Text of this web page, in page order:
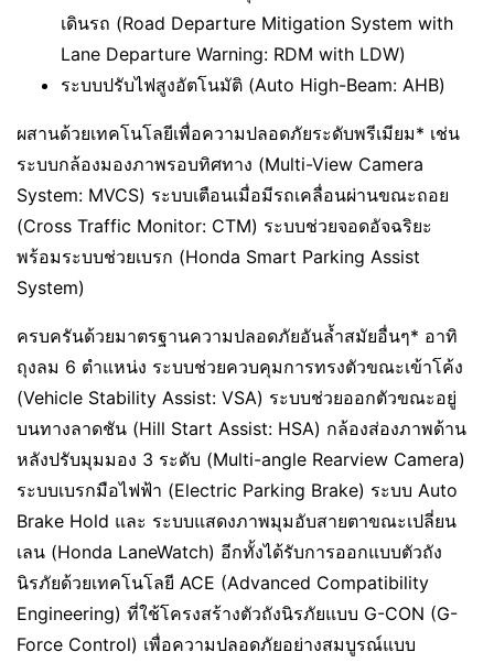
เดินรถ (Road Departure Mitigation System with
Lane Departure Warning: RDM with LDW)
ระบบปรับไฟสูงอัตโนมัติ (Auto High-Beam: AHB)
ผสานด้วยเทคโนโลยีเพื่อความปลอดภัยระดับพรีเมียม* เช่น
ระบบกล้องมองภาพรอบทิศทาง (Multi-View Camera
System: MVCS) ระบบเตือนเมื่อมีรถเคลื่อนผ่านขณะถอย
(Cross Traffic Monitor: CTM) ระบบช่วยจอดอัจฉริยะ
พร้อมระบบช่วยเบรก (Honda Smart Parking Assist
System)
ครบครันด้วยมาตรฐานความปลอดภัยอันล้ำสมัยอื่นๆ* อาทิ
ถุงลม 6 ตำแหน่ง ระบบช่วยควบคุมการทรงตัวขณะเข้าโค้ง
(Vehicle Stability Assist: VSA) ระบบช่วยออกตัวขณะอยู่
บนทางลาดชัน (Hill Start Assist: HSA) กล้องส่องภาพด้าน
หลังปรับมุมมอง 3 ระดับ (Multi-angle Rearview Camera)
ระบบเบรกมือไฟฟ้า (Electric Parking Brake) ระบบ Auto
Brake Hold และ ระบบแสดงภาพมุมอับสายตาขณะเปลี่ยน
เลน (Honda LaneWatch) อีกทั้งได้รับการออกแบบตัวถัง
นิรภัยด้วยเทคโนโลยี ACE (Advanced Compatibility
Engineering) ที่ใช้โครงสร้างตัวถังนิรภัยแบบ G-CON (G-
Force Control) เพื่อความปลอดภัยอย่างสมบูรณ์แบบ